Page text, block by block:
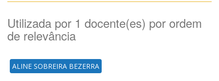
Utilizada por 1 docente(es) por ordem
de relevância
ALINE SOBREIRA BEZERRA